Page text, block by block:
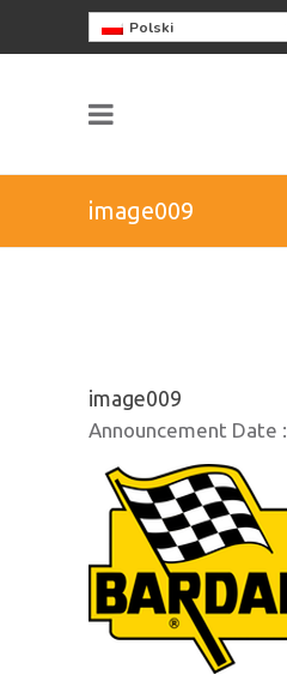
Polski
image009
image009
Announcement Date :